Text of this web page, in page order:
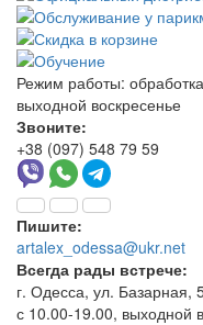
Режим работы:
выходной воскресенье
Звоните:
+38 (097) 548 79 59
Пишите:
artalex_odessa@ukr.net
Всегда рады встрече:
г. Одесса, ул. Базарная,
с 10.00-19.00, выходной